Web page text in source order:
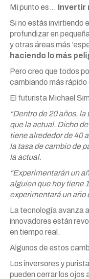
Mi punto es… Invertir
Si no estás invirtiendo
profundizar en
y otras áreas más
haciendo lo más
Pero creo que todos
cambiando más rápido
El futurista Michael
“Dentro de 20 años,
que la actual. Dicho
tiene alrededor de 40
la tasa de cambio de
la actual.
“Experimentarán un
alguien que hoy tiene
experimentará un año
La tecnología avanza
innovadores están
en tiempo real.
Algunos de estos
Los inversores y
pueden cerrar los ojos